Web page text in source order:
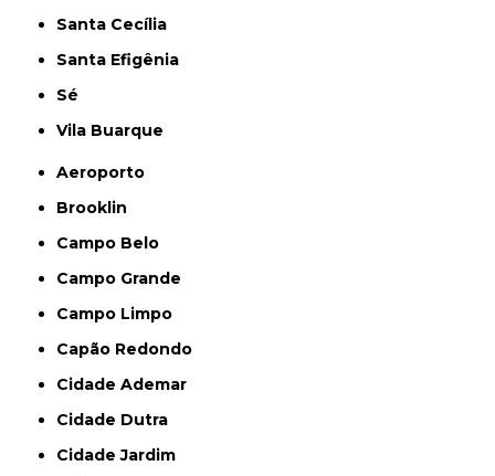
Santa Cecília
Santa Efigênia
Sé
Vila Buarque
Aeroporto
Brooklin
Campo Belo
Campo Grande
Campo Limpo
Capão Redondo
Cidade Ademar
Cidade Dutra
Cidade Jardim